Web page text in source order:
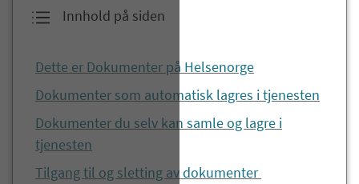
Innhold på siden
Dette er Dokumenter på Helsenorge
Dokumenter som automatisk lagres i tjenesten
Dokumenter du selv kan samle og lagre i
tjenesten
Tilgang til og sletting av dokumenter